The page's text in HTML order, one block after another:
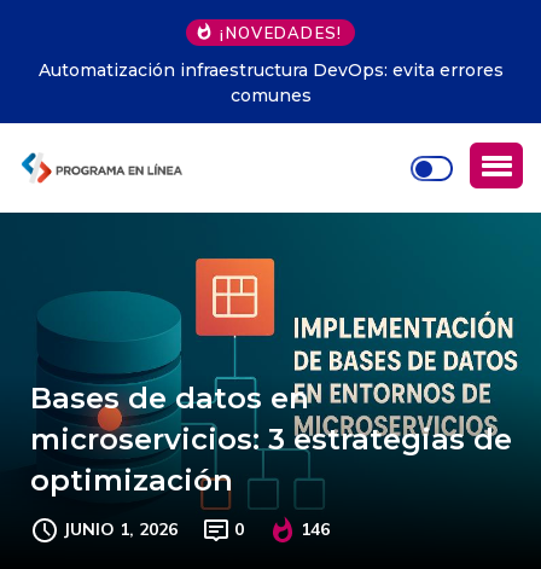
¡NOVEDADES!
Automatización infraestructura DevOps: evita errores
comunes
Bases de datos en
microservicios: 3 estrategias de
optimización
JUNIO 1, 2026 0 146